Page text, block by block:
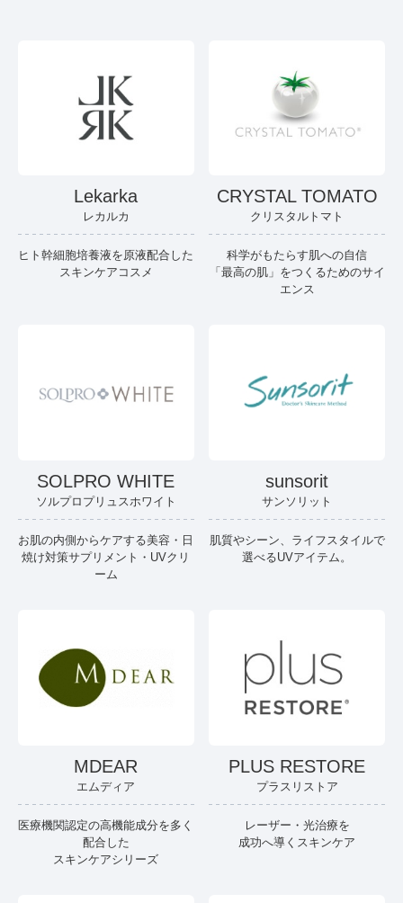
Lekarka
レカルカ
ヒト幹細胞培養液を原液配合した
スキンケアコスメ
CRYSTAL TOMATO
クリスタルトマト
科学がもたらす肌への自信
「最高の肌」をつくるためのサイ
エンス
SOLPRO WHITE
ソルプロプリュスホワイト
お肌の内側からケアする美容・日
焼け対策サプリメント・UVクリ
ーム
sunsorit
サンソリット
肌質やシーン、ライフスタイルで
選べるUVアイテム。
MDEAR
エムディア
医療機関認定の高機能成分を多く
配合した
スキンケアシリーズ
PLUS RESTORE
プラスリストア
レーザー・光治療を
成功へ導くスキンケア